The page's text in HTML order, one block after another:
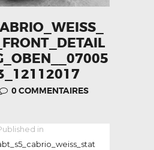
0 COMMENTAIRES
in
post: